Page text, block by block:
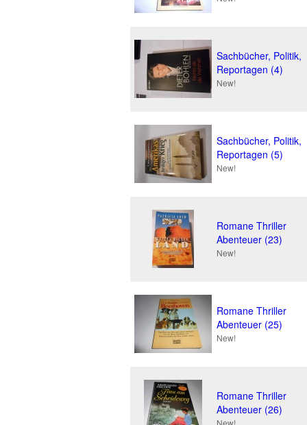
Sachbücher, Politik,
Reportagen (4)
New!
Sachbücher, Politik,
Reportagen (5)
New!
Romane Thriller
Abenteuer (23)
New!
Romane Thriller
Abenteuer (25)
New!
Romane Thriller
Abenteuer (26)
New!